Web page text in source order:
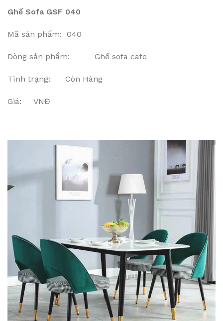
Ghế Sofa GSF 040
Mã sản phẩm: 040
Dòng sản phẩm: Ghế sofa cafe
Tình trạng: Còn Hàng
Giá: VNĐ